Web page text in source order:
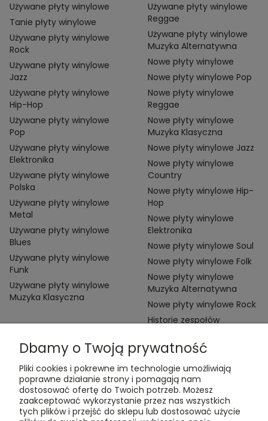
Używane płyty winylowe
Tanie płyty winylowe
Używane płyty winylowe
Rock
Używane płyty winylowe
Jazz
Używane płyty winylowe
Hip-Hop
Używane płyty winylowe
Pop
Używane płyty winylowe
Elektronika
Używane płyty winylowe
Polska
Używane płyty winylowe
Metal
Używane płyty winylowe
Blues
Używane płyty winylowe
Funk
Używane płyty winylowe
Muzyka Klasyczna
Używane płyty winylowe
Reggae
Używane płyty winylowe
Muzyka Alternatywna
Nowe płyty winylowe
Nowe płyty winylowe Pop
Nowe płyty winylowe
Reggae
Nowe płyty winylowe
Muzyka Klasyczna
Nowe płyty winylowe Jazz
Nowe płyty winylowe
Country
Nowe płyty winylowe Hip-
Hop
Nowe płyty winylowe
Elektronika
Nowe płyty winylowe Soul
Nowe płyty winylowe Folk
Nowe płyty winylowe
Muzyka Alternatywna
Nowe płyty winylowe Rock
Historie zespołów
Kontakt:
t:+48 609 155 327
Dbamy o Twoją prywatność
Pliki cookies i pokrewne im technologie umożliwiają
poprawne działanie strony i pomagają nam
dostosować ofertę do Twoich potrzeb. Możesz
zaakceptować wykorzystanie przez nas wszystkich
tych plików i przejść do sklepu lub dostosować użycie